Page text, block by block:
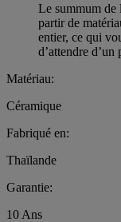
Le summum de
partir de
entier, ce qui
d’attendre
Matériau:
Céramique
Fabriqué en:
Thaïlande
Garantie:
10 Ans